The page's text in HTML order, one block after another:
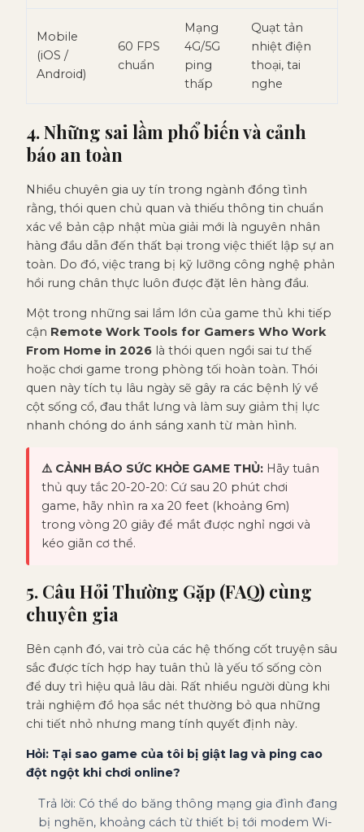
Mobile
(iOS /
Android)
60 FPS
chuẩn
Mạng
4G/5G
ping
thấp
Quạt tản
nhiệt điện
thoại, tai
nghe
4. Những sai lầm phổ biến và cảnh
báo an toàn
Nhiều chuyên gia uy tín trong ngành đồng tình
rằng, thói quen chủ quan và thiếu thông tin chuẩn
xác về bản cập nhật mùa giải mới là nguyên nhân
hàng đầu dẫn đến thất bại trong việc thiết lập sự an
toàn. Do đó, việc trang bị kỹ lưỡng công nghệ phản
hồi rung chân thực luôn được đặt lên hàng đầu.
Một trong những sai lầm lớn của game thủ khi tiếp
cận Remote Work Tools for Gamers Who Work
From Home in 2026 là thói quen ngồi sai tư thế
hoặc chơi game trong phòng tối hoàn toàn. Thói
quen này tích tụ lâu ngày sẽ gây ra các bệnh lý về
cột sống cổ, đau thắt lưng và làm suy giảm thị lực
nhanh chóng do ánh sáng xanh từ màn hình.
⚠️ CẢNH BÁO SỨC KHỎE GAME THỦ: Hãy tuân
thủ quy tắc 20-20-20: Cứ sau 20 phút chơi
game, hãy nhìn ra xa 20 feet (khoảng 6m)
trong vòng 20 giây để mắt được nghỉ ngơi và
kéo giãn cơ thể.
5. Câu Hỏi Thường Gặp (FAQ) cùng
chuyên gia
Bên cạnh đó, vai trò của các hệ thống cốt truyện sâu
sắc được tích hợp hay tuân thủ là yếu tố sống còn
để duy trì hiệu quả lâu dài. Rất nhiều người dùng khi
trải nghiệm đồ họa sắc nét thường bỏ qua những
chi tiết nhỏ nhưng mang tính quyết định này.
Hỏi: Tại sao game của tôi bị giật lag và ping cao
đột ngột khi chơi online?
Trả lời: Có thể do băng thông mạng gia đình đang
bị nghẽn, khoảng cách từ thiết bị tới modem Wi-